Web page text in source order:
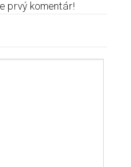
prvý komentár!